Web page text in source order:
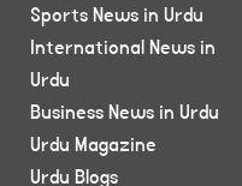
Sports News in Urdu
International News in
Urdu
Business News in Urdu
Urdu Magazine
Urdu Blogs